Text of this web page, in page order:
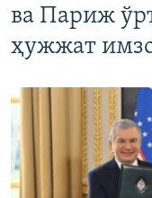
ва Париж
ҳужжат